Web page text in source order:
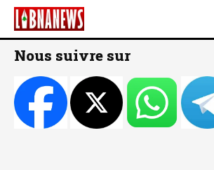
Nous suivre sur